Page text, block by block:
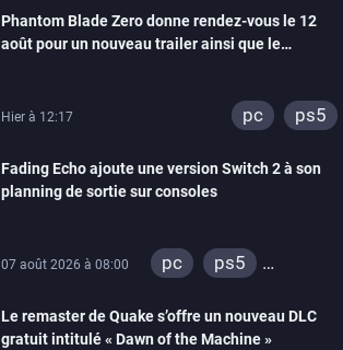
Phantom Blade Zero donne rendez-vous le 12
août pour un nouveau trailer ainsi que le
Hier à 12:17 pc ps5
Fading Echo ajoute une version Switch 2 à son
planning de sortie sur consoles
07 août 2026 à 08:00 pc
ps5
Le remaster de Quake s’offre un nouveau DLC
gratuit intitulé « Dawn of the Machine »